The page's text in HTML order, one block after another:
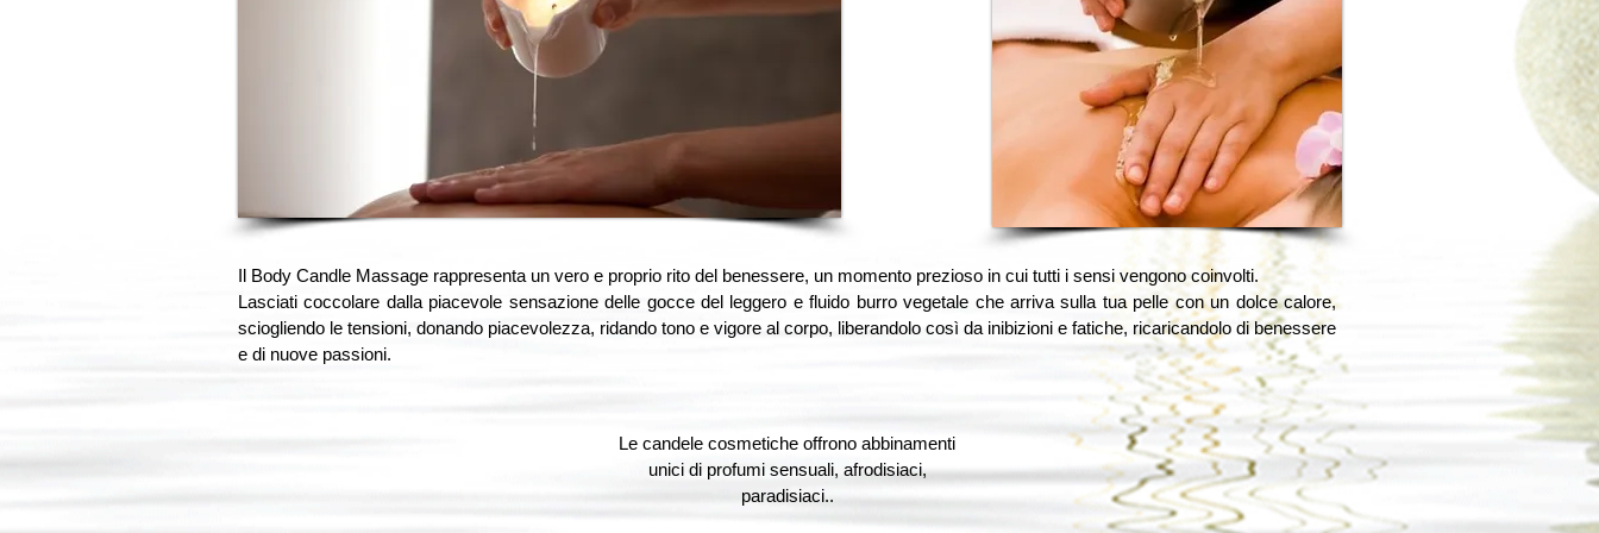
Il Body Candle Massage rappresenta un vero e proprio rito del benessere, un momento prezioso in cui tutti i sensi vengono coinvolti.
Lasciati coccolare dalla piacevole sensazione delle gocce del leggero e fluido burro vegetale che arriva sulla tua pelle con un dolce calore,
sciogliendo le tensioni, donando piacevolezza, ridando tono e vigore al corpo, liberandolo così da inibizioni e fatiche, ricaricandolo di benessere
e di nuove passioni.
Le candele cosmetiche offrono abbinamenti
unici di profumi sensuali, afrodisiaci,
paradisiaci..